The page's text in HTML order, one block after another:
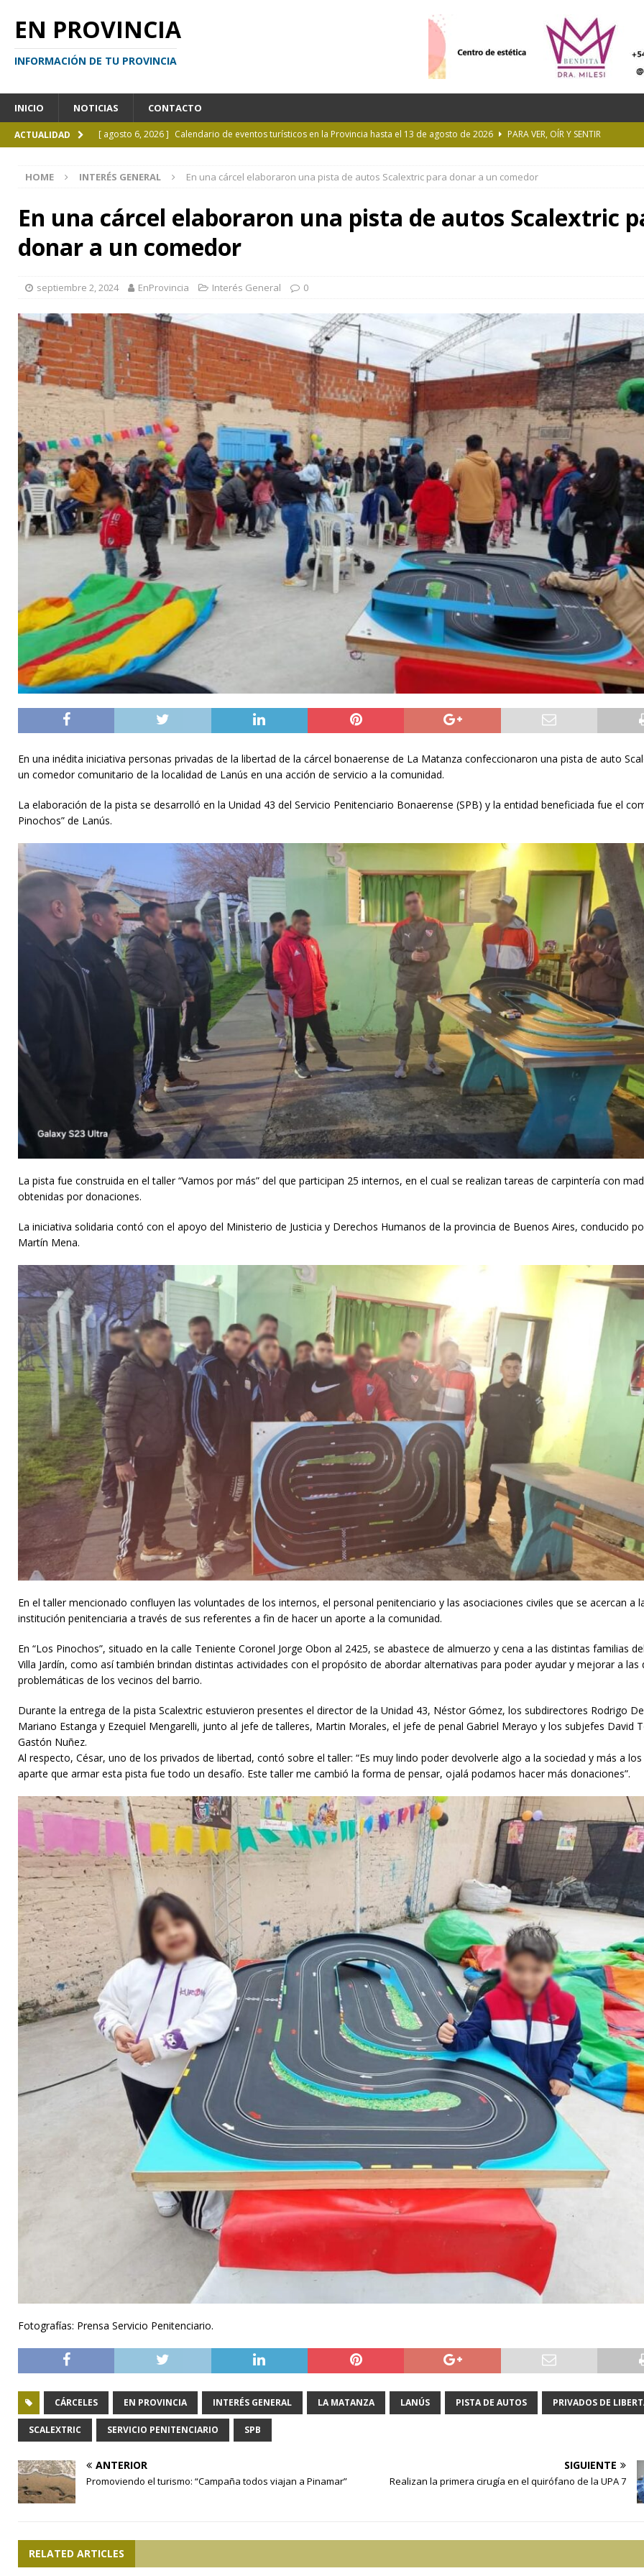
EN PROVINCIA
INFORMACIÓN DE TU PROVINCIA
INICIO NOTICIAS CONTACTO
ACTUALIDAD [ agosto 6, 2026 ] Calendario de eventos turísticos en la Provincia hasta el 13 de agosto de 2026
PARA VER, OÍR Y SENTIR
[ agosto 5, 2026 ]
La mujer que sobrevivió tras ser arrastrada por una tormenta a casi 10 mil metros de altura
CURIOSIDADES
Kicillof inauguró un nuevo SUM en Longchamps y entregó escrituras en Almirante Brown
[ agosto 7, 2026 ] Borges sobre Almafuerte en la Biblioteca Pública de la UNLP
HOME INTERÉS GENERAL En una cárcel elaboraron una pista de autos Scalextric para donar a un comedor
En una cárcel elaboraron una pista de autos Scalextric
donar a un comedor
septiembre 2, 2024 EnProvincia Interés General 0
En una inédita iniciativa personas privadas de la libertad de la cárcel bonaerense de La Matanza confeccionaron una pista de auto
un comedor comunitario de la localidad de Lanús en una acción de servicio a la comunidad.
La elaboración de la pista se desarrolló en la Unidad 43 del Servicio Penitenciario Bonaerense (SPB) y la entidad beneficiada fue el
Pinochos” de Lanús.
La pista fue construida en el taller “Vamos por más” del que participan 25 internos, en el cual se realizan tareas de carpintería con
obtenidas por donaciones.
La iniciativa solidaria contó con el apoyo del Ministerio de Justicia y Derechos Humanos de la provincia de Buenos Aires, conducido
Martín Mena.
En el taller mencionado confluyen las voluntades de los internos, el personal penitenciario y las asociaciones civiles que se acercan a
institución penitenciaria a través de sus referentes a fin de hacer un aporte a la comunidad.
En “Los Pinochos”, situado en la calle Teniente Coronel Jorge Obon al 2425, se abastece de almuerzo y cena a las distintas familias
Villa Jardín, como así también brindan distintas actividades con el propósito de abordar alternativas para poder ayudar y mejorar a las
problemáticas de los vecinos del barrio.
Durante la entrega de la pista Scalextric estuvieron presentes el director de la Unidad 43, Néstor Gómez, los subdirectores Rodrigo
Mariano Estanga y Ezequiel Mengarelli, junto al jefe de talleres, Martin Morales, el jefe de penal Gabriel Merayo y los subjefes David
Gastón Nuñez.
Al respecto, César, uno de los privados de libertad, contó sobre el taller: “Es muy lindo poder devolverle algo a la sociedad y más a
aparte que armar esta pista fue todo un desafío. Este taller me cambió la forma de pensar, ojalá podamos hacer más donaciones”.
Fotografías: Prensa Servicio Penitenciario.
CÁRCELES EN PROVINCIA INTERÉS GENERAL LA MATANZA LANÚS PISTA DE AUTOS PRIVADOS DE
SCALEXTRIC SERVICIO PENITENCIARIO SPB
ANTERIOR
Promoviendo el turismo: “Campaña todos viajan a Pinamar”
SIGUIENTE
Realizan la primera cirugía en el quirófano de la UPA 7
RELATED ARTICLES